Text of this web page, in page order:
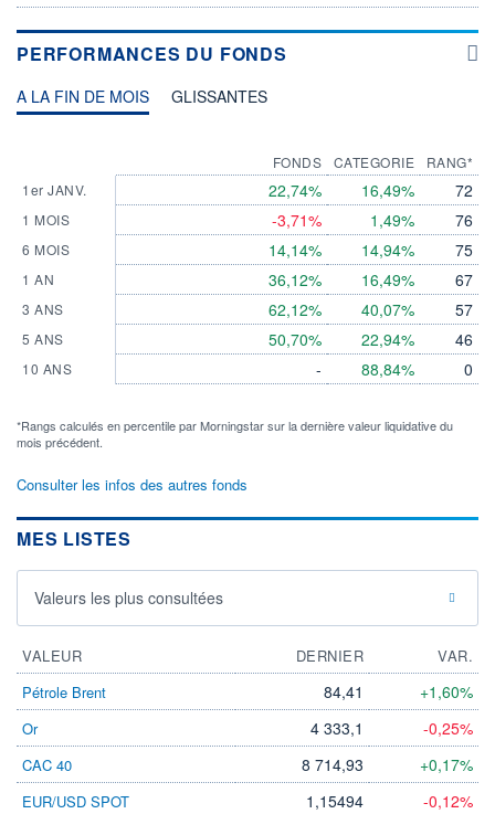
PERFORMANCES DU FONDS
A LA FIN DE MOIS GLISSANTES
1er JANV.
1 MOIS
6 MOIS
1 AN
3 ANS
5 ANS
10 ANS
FONDS
22,74%
-3,71%
14,14%
36,12%
62,12%
50,70%
-
CATEGORIE
16,49%
1,49%
14,94%
16,49%
40,07%
22,94%
88,84%
RANG*
72
76
75
67
57
46
0
*Rangs calculés en percentile par Morningstar sur la dernière valeur liquidative du
mois précédent.
Consulter les infos des autres fonds
MES LISTES
Valeurs les plus consultées
VALEUR DERNIER
VAR.
Pétrole Brent
84,41 +1,60%
Or 4 333,1 -0,25%
CAC 40 8 714,93 +0,17%
EUR/USD SPOT 1,15494 -0,12%